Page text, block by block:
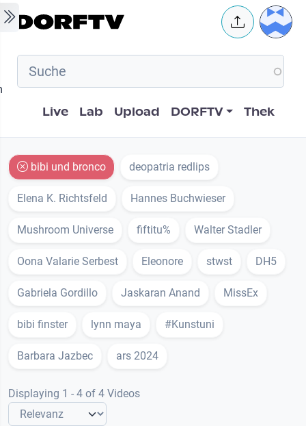
Skip to main content User
Hauptnavigation
Live Lab Upload DORFTV Thek
bibi und bronco deopatria redlips
Elena K. Richtsfeld Hannes Buchwieser
Mushroom Universe fiftitu% Walter Stadler
Oona Valarie Serbest Eleonore stwst DH5
Gabriela Gordillo Jaskaran Anand MissEx
bibi finster lynn maya #Kunstuni
Barbara Jazbec ars 2024
Displaying 1 - 4 of 4 Videos